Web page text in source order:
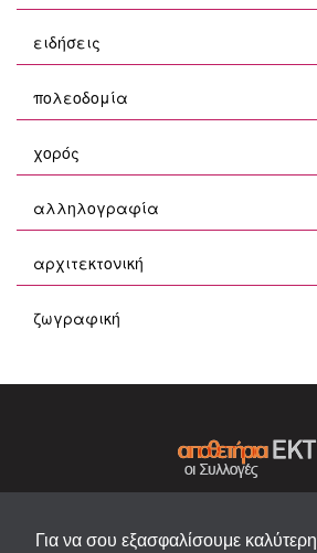
Για να σου εξασφαλίσουμε καλύτερη
ειδήσεις
πολεοδομία
χορός
αλληλογραφία
αρχιτεκτονική
ζωγραφική